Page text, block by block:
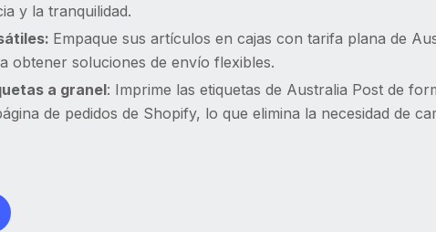
y la tranquilidad.
Empaque sus artículos en cajas con tarifa plana de
obtener soluciones de envío flexibles.
a granel: Imprime las etiquetas de Australia Post de
de pedidos de Shopify, lo que elimina la necesidad de